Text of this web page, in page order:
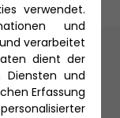
verwendet.
und
verarbeitet
dient der
Diensten und
Erfassung